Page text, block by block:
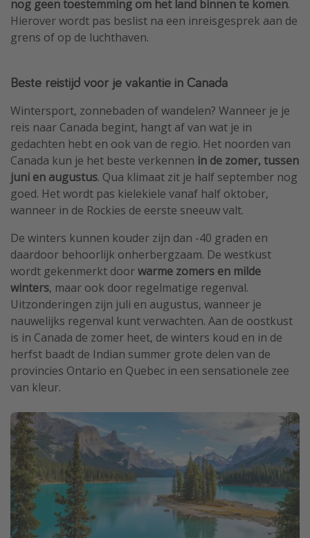
nog geen toestemming om het land binnen te komen.
Hierover wordt pas beslist na een inreisgesprek aan de
grens of op de luchthaven.
Beste reistijd voor je vakantie in Canada
Wintersport, zonnebaden of wandelen? Wanneer je je
reis naar Canada begint, hangt af van wat je in
gedachten hebt en ook van de regio. Het noorden van
Canada kun je het beste verkennen in de zomer, tussen
juni en augustus. Qua klimaat zit je half september nog
goed. Het wordt pas kielekiele vanaf half oktober,
wanneer in de Rockies de eerste sneeuw valt.
De winters kunnen kouder zijn dan -40 graden en
daardoor behoorlijk onherbergzaam. De westkust
wordt gekenmerkt doorwarme zomers en milde
winters, maar ook door regelmatige regenval.
Uitzonderingen zijn juli en augustus, wanneer je
nauwelijks regenval kunt verwachten. Aan de oostkust
is in Canada de zomer heet, de winters koud en in de
herfst baadt de Indian summer grote delen van de
provincies Ontario en Quebec in een sensationele zee
van kleur.